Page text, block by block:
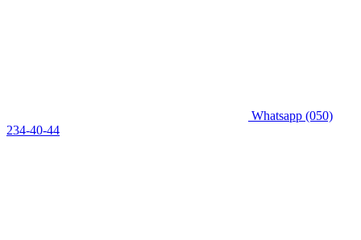
Whatsapp (050)
234-40-44